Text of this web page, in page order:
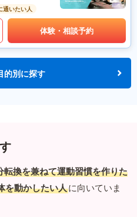
通いたい人
体験・相談予約
的別に探す
転換を兼ねて運動習慣を作りた
を動かしたい人に向いていま